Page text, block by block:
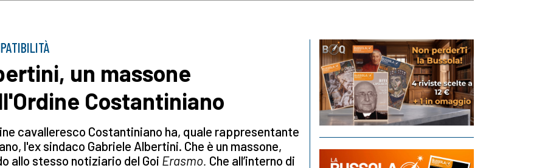
un massone
Costantiniano
cavalleresco Costantiniano ha, quale rappresentante
l'ex sindaco Gabriele Albertini. Che è un massone,
allo stesso notiziario del Goi Erasmo. Che all’interno di